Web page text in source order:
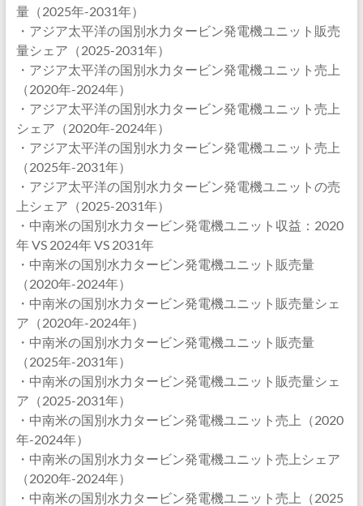
量（2025年-2031年）
・アジア太平洋の国別水力タービン発電機ユニット販売
量シェア（2025-2031年）
・アジア太平洋の国別水力タービン発電機ユニット売上
（2020年-2024年）
・アジア太平洋の国別水力タービン発電機ユニット売上
シェア（2020年-2024年）
・アジア太平洋の国別水力タービン発電機ユニット売上
（2025年-2031年）
・アジア太平洋の国別水力タービン発電機ユニットの売
上シェア（2025-2031年）
・中南米の国別水力タービン発電機ユニット収益：2020
年 VS 2024年 VS 2031年
・中南米の国別水力タービン発電機ユニット販売量
（2020年-2024年）
・中南米の国別水力タービン発電機ユニット販売量シェ
ア（2020年-2024年）
・中南米の国別水力タービン発電機ユニット販売量
（2025年-2031年）
・中南米の国別水力タービン発電機ユニット販売量シェ
ア（2025-2031年）
・中南米の国別水力タービン発電機ユニット売上（2020
年-2024年）
・中南米の国別水力タービン発電機ユニット売上シェア
（2020年-2024年）
・中南米の国別水力タービン発電機ユニット売上（2025